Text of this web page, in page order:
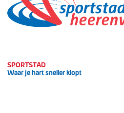
SPORTSTAD
Waar je hart sneller klopt